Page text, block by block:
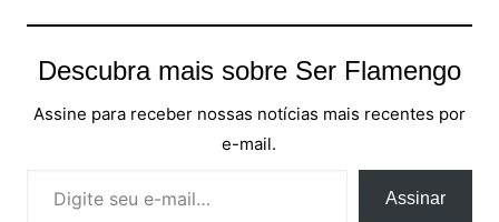
Descubra mais sobre Ser Flamengo
Assine para receber nossas notícias mais recentes por
e-mail.
Assinar